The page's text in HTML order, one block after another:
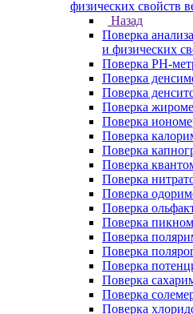
физических свойств
Назад
Поверка
и физических
Поверка PH-
Поверка
Поверка
Поверка
Поверка
Поверка
Поверка
Поверка
Поверка
Поверка
Поверка
Поверка
Поверка
Поверка
Поверка
Поверка
Поверка
Поверка